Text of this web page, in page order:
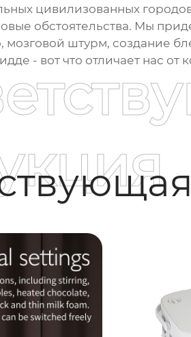
цивилизованных
обстоятельства. Мы
мозговой штурм, создание
- вот что отличает нас